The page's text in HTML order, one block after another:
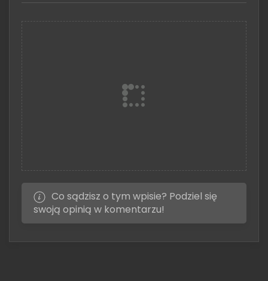
Co sądzisz o tym wpisie? Podziel się
swoją opinią w komentarzu!